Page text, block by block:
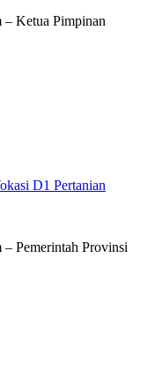
Ketua Pimpinan
D1 Pertanian
Pemerintah Provinsi